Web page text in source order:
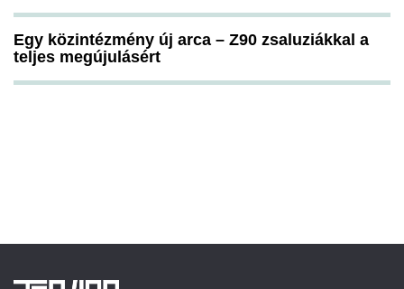
Egy közintézmény új arca – Z90 zsaluziákkal a
teljes megújulásért